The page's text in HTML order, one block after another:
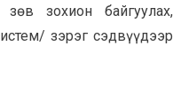
зохион байгуулах,
зэрэг сэдвүүдээр